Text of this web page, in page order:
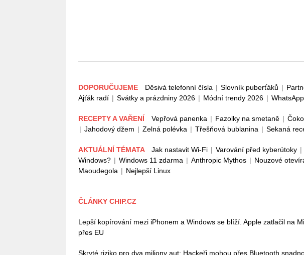
DOPORUČUJEME Děsivá telefonní čísla | Slovník puberťáků |
Ajťák radí | Svátky a prázdniny 2026 | Módní trendy 2026 |
RECEPTY A VAŘENÍ Vepřová panenka | Fazolky na smetaně |
| Jahodový džem | Zelná polévka | Třešňová bublanina | Sekaná
AKTUÁLNÍ TÉMATA Jak nastavit Wi-Fi | Varování před kyberútoky |
Windows? | Windows 11 zdarma | Anthropic Mythos | Nouzové
Maoudegola | Nejlepší Linux
ČLÁNKY CHIP.CZ
Lepší kopírování mezi iPhonem a Windows se blíží. Apple zatlačil na
přes EU
Skryté riziko pro dva miliony aut: Hackeři mohou přes Bluetooth